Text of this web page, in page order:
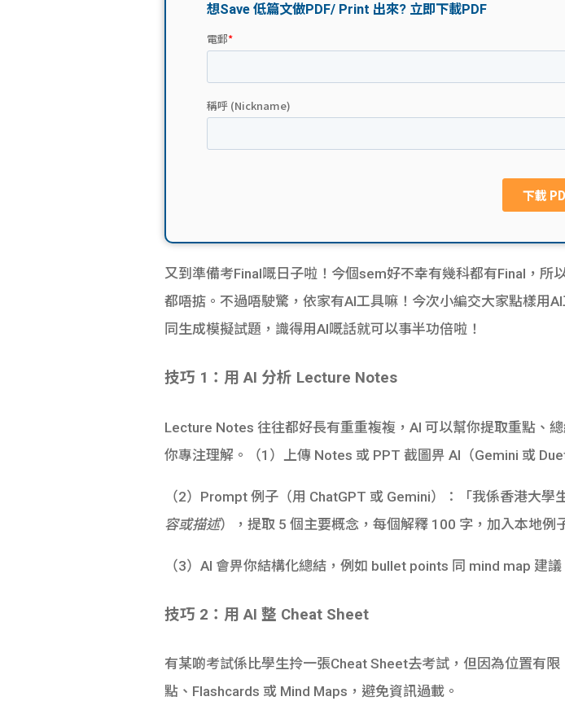
又到準備考Final嘅日子啦！今個sem好不幸有幾科都有Final，
都唔掂。不過唔駛驚，依家有AI工具嘛！今次小編交大家點樣用
同生成模擬試題，識得用AI嘅話就可以事半功倍啦！
技巧 1：用 AI 分析 Lecture Notes
Lecture Notes 往往都好長有重重複複，AI 可以幫你提取重點、
你專注理解。
（1）上傳 Notes 或 PPT 截圖畀 AI（Gemini 或
（2）Prompt 例子（用 ChatGPT 或 Gemini）：「我係香港大
容或描述），提取 5 個主要概念，每個解釋 100 字，加入本地例
（3）AI 會畀你結構化總結，例如 bullet points 同 mind map 建議
技巧 2：用 AI 整 Cheat Sheet
有某啲考試係比學生拎一張Cheat Sheet去考試，但因為位置有
點、Flashcards 或 Mind Maps，避免資訊過載。